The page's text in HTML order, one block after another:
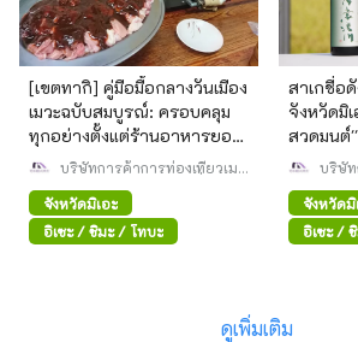
[เขตทากิ] คู่มือมื้อกลางวันเมือง
เมวะฉบับสมบูรณ์: ครอบคลุม
ทุกอย่างตั้งแต่ร้านอาหารยอด
นิยมไปจนถึงร้านกาแฟที่ซ่อน
บริษัทการค้าการท่องเที่ยวเม
จังหวัดมิเอะ
อิเซะ / ชิมะ / โทบะ
สาเกชื่อ
จังหวัดมิ
สวดมนต์
ใต้ดินจา
บริษัท
จังหวัดมิ
อิเซะ /
ดูเพิ่มเติม